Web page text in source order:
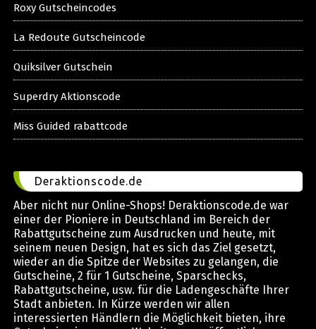
Roxy Gutscheincodes
La Redoute Gutscheincode
Quiksilver Gutschein
Superdry Aktionscode
Miss Guided rabattcode
Deraktionscode.de
Aber nicht nur Online-Shops! Deraktionscode.de war
einer der Pioniere in Deutschland im Bereich der
Rabattgutscheine zum Ausdrucken und heute, mit
seinem neuen Design, hat es sich das Ziel gesetzt,
wieder an die Spitze der Websites zu gelangen, die
Gutscheine, 2 für 1 Gutscheine, Sparschecks,
Rabattgutscheine, usw. für die Ladengeschäfte Ihrer
Stadt anbieten. In Kürze werden wir allen
interessierten Händlern die Möglichkeit bieten, ihre